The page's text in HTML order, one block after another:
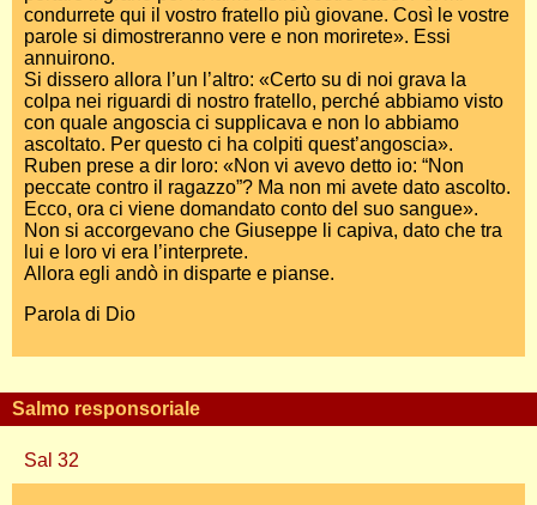
condurrete qui il vostro fratello più giovane. Così le vostre
parole si dimostreranno vere e non morirete». Essi
annuirono.
Si dissero allora l’un l’altro: «Certo su di noi grava la
colpa nei riguardi di nostro fratello, perché abbiamo visto
con quale angoscia ci supplicava e non lo abbiamo
ascoltato. Per questo ci ha colpiti quest’angoscia».
Ruben prese a dir loro: «Non vi avevo detto io: “Non
peccate contro il ragazzo”? Ma non mi avete dato ascolto.
Ecco, ora ci viene domandato conto del suo sangue».
Non si accorgevano che Giuseppe li capiva, dato che tra
lui e loro vi era l’interprete.
Allora egli andò in disparte e pianse.
Parola di Dio
Salmo responsoriale
Sal 32